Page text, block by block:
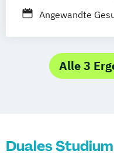
Angewandte
BWL-Alle 3
Duales Studium